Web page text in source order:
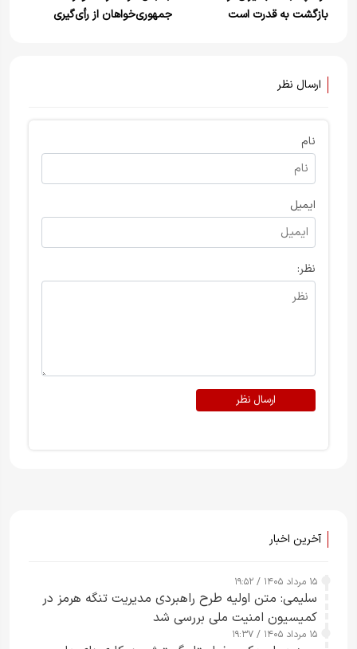
بازگشت به قدرت است
جمهوری‌خواهان از رأی‌گیری
ارسال نظر
نام
ایمیل
نظر:
ارسال نظر
آخرین اخبار
۱۵ مرداد ۱۴۰۵ / ۱۹:۵۲
سلیمی: متن اولیه طرح راهبردی مدیریت تنگه هرمز در
کمیسیون امنیت ملی بررسی شد
۱۵ مرداد ۱۴۰۵ / ۱۹:۳۷